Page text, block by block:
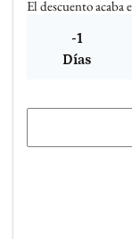
El descuento acaba
-1
Días